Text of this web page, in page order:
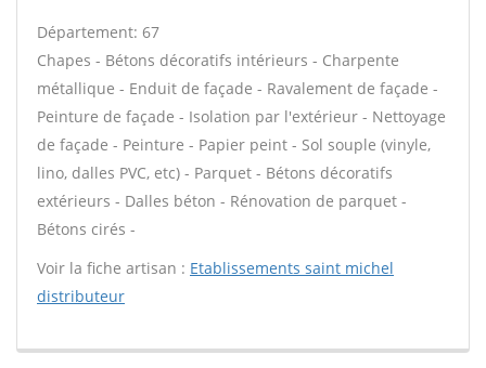
Département: 67
Chapes - Bétons décoratifs intérieurs - Charpente
métallique - Enduit de façade - Ravalement de façade -
Peinture de façade - Isolation par l'extérieur - Nettoyage
de façade - Peinture - Papier peint - Sol souple (vinyle,
lino, dalles PVC, etc) - Parquet - Bétons décoratifs
extérieurs - Dalles béton - Rénovation de parquet -
Bétons cirés -
Voir la fiche artisan : Etablissements saint michel
distributeur